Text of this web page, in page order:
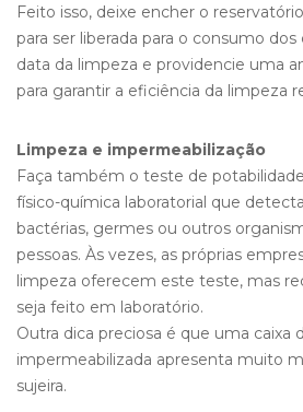
Feito isso, deixe encher o
para ser liberada para o consumo
data da limpeza e providencie uma
para garantir a eficiência da limpeza
Limpeza e impermeabilização
Faça também o teste de
físico-química laboratorial que
bactérias, germes ou outros
pessoas. Às vezes, as próprias
limpeza oferecem este teste, mas
seja feito em laboratório.
Outra dica preciosa é que uma caixa
impermeabilizada apresenta muito
sujeira.